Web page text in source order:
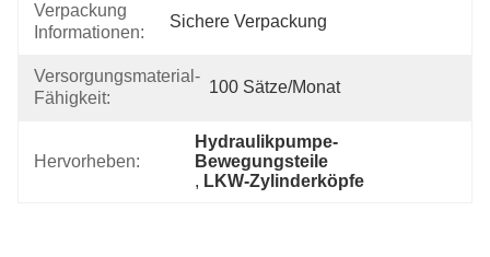
Verpackung
Informationen:
Sichere Verpackung
Versorgungsmaterial-
Fähigkeit:
100 Sätze/Monat
Hervorheben:
Hydraulikpumpe-
Bewegungsteile
, LKW-Zylinderköpfe